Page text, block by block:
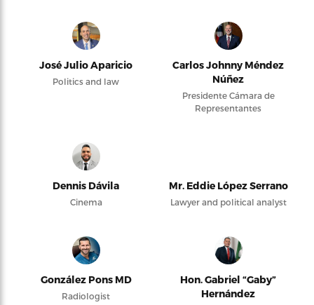
José Julio Aparicio
Politics and law
Carlos Johnny Méndez
Núñez
Presidente Cámara de
Representantes
Dennis Dávila
Cinema
Mr. Eddie López Serrano
Lawyer and political analyst
González Pons MD
Radiologist
Hon. Gabriel “Gaby”
Hernández